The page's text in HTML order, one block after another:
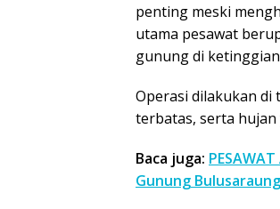
penting meski
utama pesawat
gunung di ketinggian
Operasi dilakukan di
terbatas, serta
Baca juga:
Gunung Bulusaraung